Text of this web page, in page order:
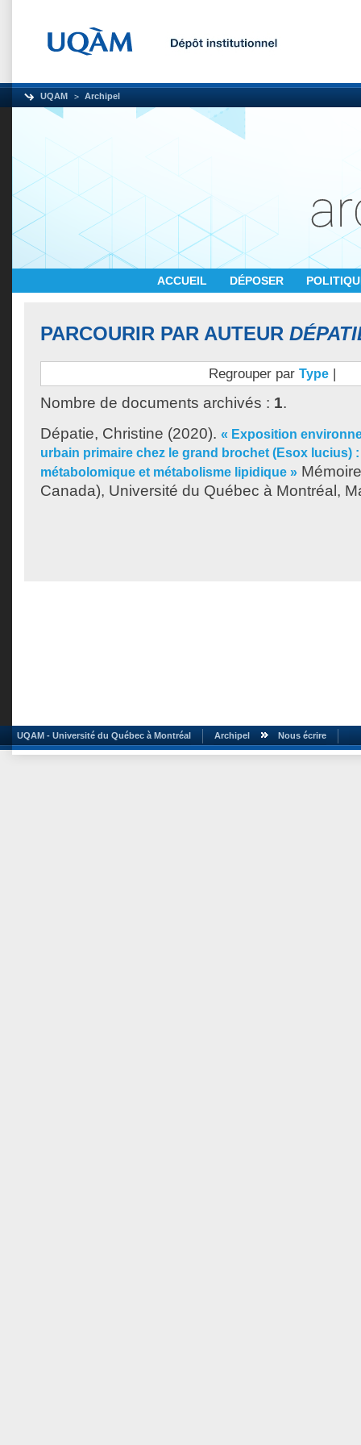
UQAM Archipel
ACCUEIL DÉPOSER
PARCOURIR PAR AUTEUR
Regrouper par Type |
Nombre de documents archivés : 1.
Dépatie, Christine (2020). « Exposition
urbain primaire chez le grand brochet (Esox lucius)
métabolomique et métabolisme lipidique »
Canada), Université du Québec à Montréal,
UQAM - Université du Québec à Montréal Archipel Nous écrire